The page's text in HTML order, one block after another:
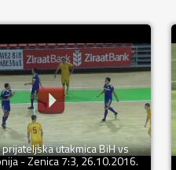
prijateljska utakmica BiH vs
- Zenica 7:3, 26.10.2016.